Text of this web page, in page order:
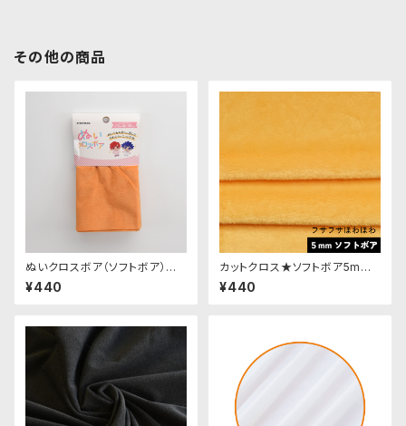
その他の商品
ぬいクロスボア（ソフトボア）カッ
トクロス（アプリコット）｜清原株
式会社
¥440
カットクロス★ソフトボア5mm
(山吹色)LB026 ボア生地 50c
m × 45cm
¥440